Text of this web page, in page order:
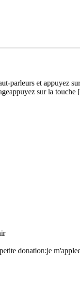
parleurs et appuyez
appuyez sur la touche
donation:je